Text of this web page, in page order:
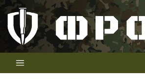
Скип
цонтент
Телевизија ФРОНТ
Први војни канал у Србији